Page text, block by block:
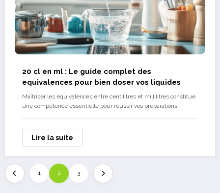
20 cl en ml : Le guide complet des
equivalences pour bien doser vos liquides
Maîtriser les équivalences entre centilitres et millilitres constitue
une compétence essentielle pour réussir vos préparations…
Lire la suite
1 2 3